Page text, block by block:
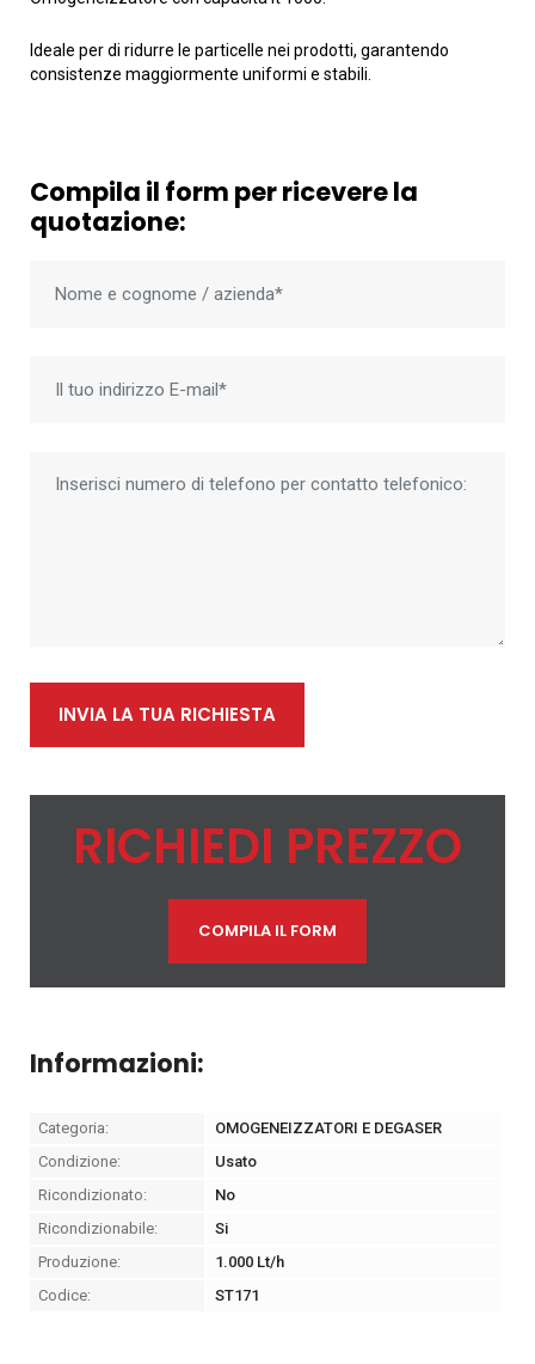
Ideale per di ridurre le particelle nei prodotti, garantendo
consistenze maggiormente uniformi e stabili.
Compila il form per ricevere la
quotazione:
INVIA LA TUA RICHIESTA
RICHIEDI PREZZO
COMPILA IL FORM
Informazioni:
Categoria:
OMOGENEIZZATORI E DEGASER
Condizione:
Usato
Ricondizionato:
No
Ricondizionabile:
Si
Produzione:
1.000 Lt/h
Codice:
ST171